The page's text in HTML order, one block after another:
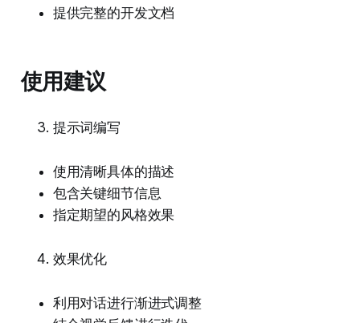
提供完整的开发文档
使用建议
提示词编写
使用清晰具体的描述
包含关键细节信息
指定期望的风格效果
效果优化
利用对话进行渐进式调整